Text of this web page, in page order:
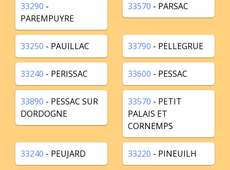
33290 -
PAREMPUYRE
33570 - PARSAC
33250 - PAUILLAC 33790 - PELLEGRUE
33240 - PERISSAC 33600 - PESSAC
33890 - PESSAC SUR
DORDOGNE
33570 - PETIT
PALAIS ET
CORNEMPS
33240 - PEUJARD 33220 - PINEUILH